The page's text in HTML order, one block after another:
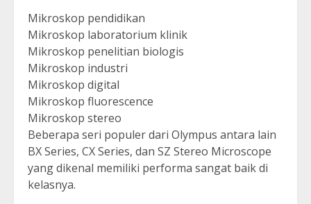
Mikroskop pendidikan
Mikroskop laboratorium klinik
Mikroskop penelitian biologis
Mikroskop industri
Mikroskop digital
Mikroskop fluorescence
Mikroskop stereo
Beberapa seri populer dari Olympus antara lain
BX Series, CX Series, dan SZ Stereo Microscope
yang dikenal memiliki performa sangat baik di
kelasnya.